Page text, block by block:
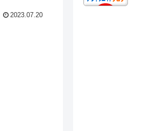
2023.07.20